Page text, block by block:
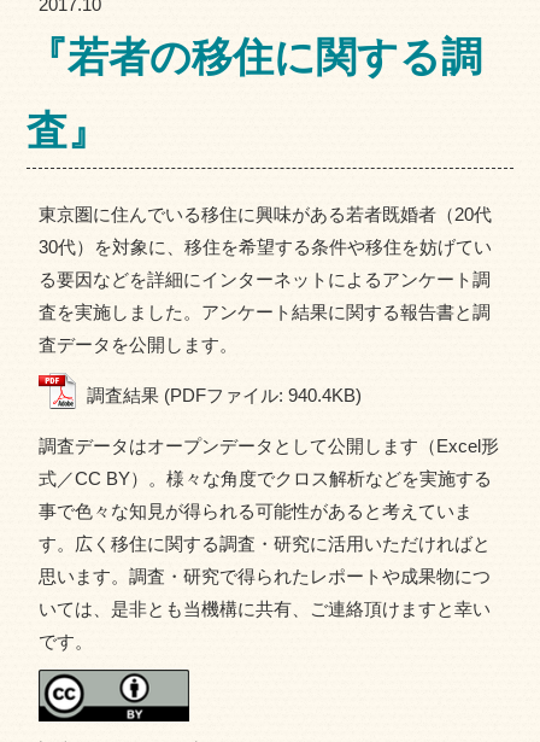
『若者の移住に関する調
査』
東京圏に住んでいる移住に興味がある若者既婚者（20代
30代）を対象に、移住を希望する条件や移住を妨げてい
る要因などを詳細にインターネットによるアンケート調
査を実施しました。アンケート結果に関する報告書と調
査データを公開します。
調査結果 (PDFファイル: 940.4KB)
調査データはオープンデータとして公開します（Excel形
式／CC BY）。様々な角度でクロス解析などを実施する
事で色々な知見が得られる可能性があると考えていま
す。広く移住に関する調査・研究に活用いただければと
思います。調査・研究で得られたレポートや成果物につ
いては、是非とも当機構に共有、ご連絡頂けますと幸い
です。